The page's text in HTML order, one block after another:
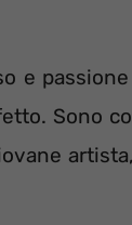
e
Sono